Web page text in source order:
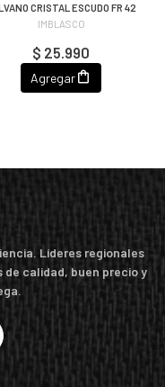
CRISTAL ESCUDO FR 42
IMBLASCO
$ 25.990
Agregar
Líderes regionales
calidad, buen precio y